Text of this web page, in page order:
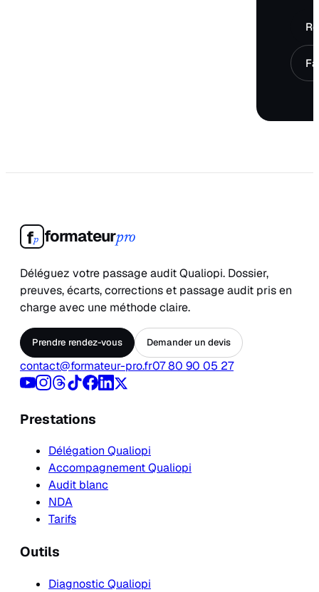
fp formateurpro
Déléguez votre passage audit Qualiopi. Dossier,
preuves, écarts, corrections et passage audit pris en
charge avec une méthode claire.
Prendre rendez-vous Demander un devis
contact@formateur-pro.fr07 80 90 05 27
Prestations
Délégation Qualiopi
Accompagnement Qualiopi
Audit blanc
NDA
Tarifs
Outils
Diagnostic Qualiopi